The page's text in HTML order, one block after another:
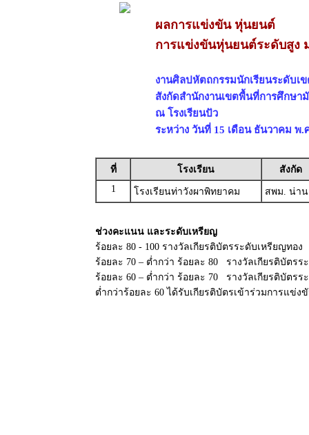
ผลการแข่งขัน หุ่นยนต์
การแข่งขันหุ่นยนต์ระดับสูง
งานศิลปหัตถกรรมนักเรียนระดับเ
สังกัดสำนักงานเขตพื้นที่การศึกษา
ณ โรงเรียนปัว
ระหว่าง วันที่ 15 เดือน ธันวาคม พ.
ที่ โรงเรียน
สังกัด
1
โรงเรียนท่าวังผาพิทยาคม สพม. น่าน
ช่วงคะแนน และระดับเหรียญ
ร้อยละ 80 - 100 รางวัลเกียรติบัตรระดับเหรียญทอง
ร้อยละ 70 – ต่ำกว่า ร้อยละ 80 รางวัลเกียรติบัตรร
ร้อยละ 60 – ต่ำกว่า ร้อยละ 70 รางวัลเกียรติบัตรร
ต่ำกว่าร้อยละ 60 ได้รับเกียรติบัตรเข้าร่วมการแข่ง